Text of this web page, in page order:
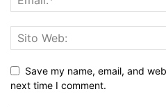
Save my name, email, and
next time I comment.